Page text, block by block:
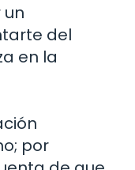
del
en la
por